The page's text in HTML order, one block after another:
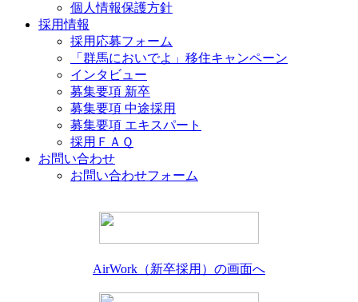
個人情報保護方針
採用情報
採用応募フォーム
「群馬においでよ」移住キャンペーン
インタビュー
募集要項 新卒
募集要項 中途採用
募集要項 エキスパート
採用ＦＡＱ
お問い合わせ
お問い合わせフォーム
AirWork（新卒採用）の画面へ